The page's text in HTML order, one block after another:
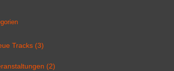
Tracks (3)
(2)